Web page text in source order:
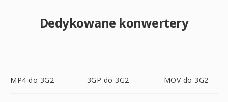
Dedykowane konwertery
MP4 do 3G2 3GP do 3G2 MOV do 3G2